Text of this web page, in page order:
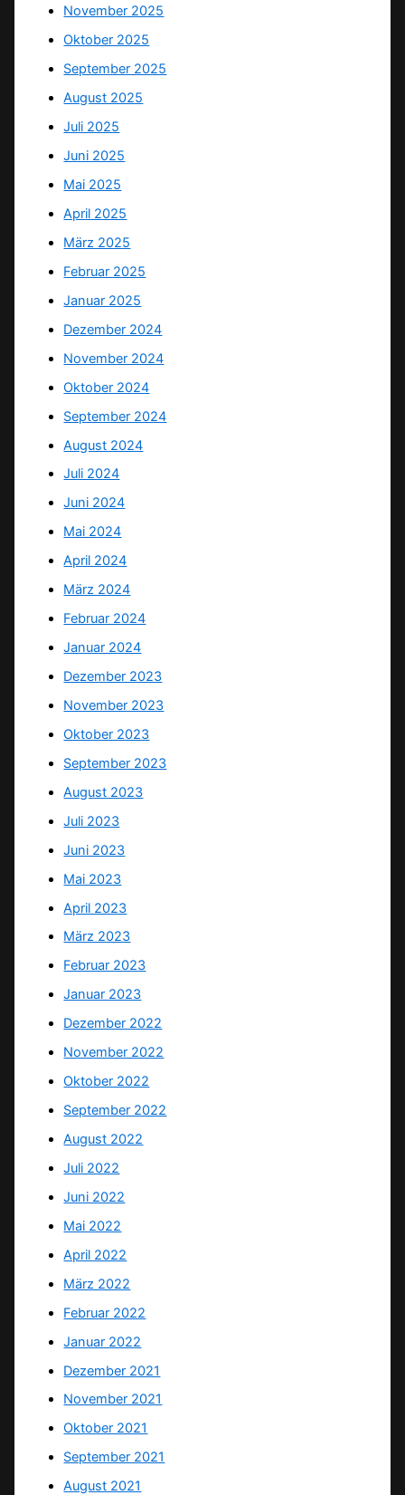
November 2025
Oktober 2025
September 2025
August 2025
Juli 2025
Juni 2025
Mai 2025
April 2025
März 2025
Februar 2025
Januar 2025
Dezember 2024
November 2024
Oktober 2024
September 2024
August 2024
Juli 2024
Juni 2024
Mai 2024
April 2024
März 2024
Februar 2024
Januar 2024
Dezember 2023
November 2023
Oktober 2023
September 2023
August 2023
Juli 2023
Juni 2023
Mai 2023
April 2023
März 2023
Februar 2023
Januar 2023
Dezember 2022
November 2022
Oktober 2022
September 2022
August 2022
Juli 2022
Juni 2022
Mai 2022
April 2022
März 2022
Februar 2022
Januar 2022
Dezember 2021
November 2021
Oktober 2021
September 2021
August 2021